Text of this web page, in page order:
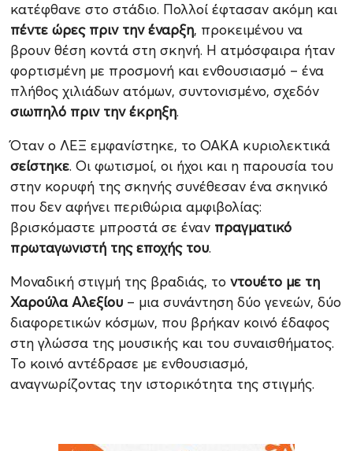
κατέφθανε στο στάδιο. Πολλοί έφτασαν ακόμη και
πέντε ώρες πριν την έναρξη, προκειμένου να
βρουν θέση κοντά στη σκηνή. Η ατμόσφαιρα ήταν
φορτισμένη με προσμονή και ενθουσιασμό – ένα
πλήθος χιλιάδων ατόμων, συντονισμένο, σχεδόν
σιωπηλό πριν την έκρηξη.
Όταν ο ΛΕΞ εμφανίστηκε, το ΟΑΚΑ κυριολεκτικά
σείστηκε. Οι φωτισμοί, οι ήχοι και η παρουσία του
στην κορυφή της σκηνής συνέθεσαν ένα σκηνικό
που δεν αφήνει περιθώρια αμφιβολίας:
βρισκόμαστε μπροστά σε έναν πραγματικό
πρωταγωνιστή της εποχής του.
Μοναδική στιγμή της βραδιάς, το ντουέτο με τη
Χαρούλα Αλεξίου– μια συνάντηση δύο γενεών, δύο
διαφορετικών κόσμων, που βρήκαν κοινό έδαφος
στη γλώσσα της μουσικής και του συναισθήματος.
Το κοινό αντέδρασε με ενθουσιασμό,
αναγνωρίζοντας την ιστορικότητα της στιγμής.